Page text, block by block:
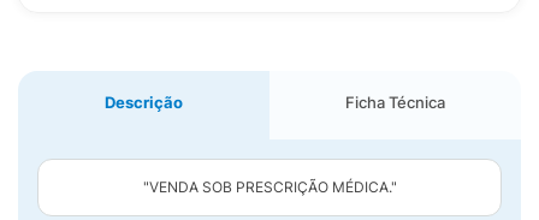
Descrição Ficha Técnica
"VENDA SOB PRESCRIÇÃO MÉDICA."